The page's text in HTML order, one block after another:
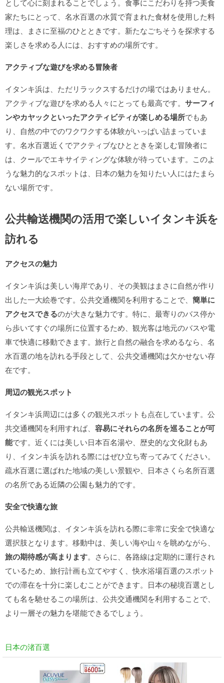
として心に刻まれることでしょう。食事にこだわりを持つ美食
家たちにとって、名水百選の水質で育まれた食材を使用した料
理は、まさに至福のひとときです。新たなごちそうを探求する
楽しさを求める人には、おすすめの場所です。
アクティブな遊びを求める冒険者
イタンキ浜は、ただリラックスするだけの場ではありません。
アクティブな遊びを求める人々にとっても最高です。 サーフィ
ンやカヤックといったアクティビティが楽しめる場所でもあ
り、自然の中でのワクワクする体験がいっぱい詰まっていま
す。名水百選近くでアクティブなひとときを楽しむ冒険者に
は、クールでエキサイティングな体験が待っています。このよ
うな魅力的なスポットは、日本の魅力を知りたい人にはたまら
ない場所です。
公共輸送機関の活用で楽しいイタンキ浜を
訪れる
アクセスの魅力
イタンキ浜は美しい海岸であり、その美観はまさに自然が作り
出した一大絵巻です。公共交通機関を利用することで、 簡単に
アクセスできるのが大きな魅力です。特に、最寄りのバス停か
ら歩いてすぐの場所に位置するため、観光客は地元のバスや電
車で快適に移動できます。旅行と自然の融合を求めるなら、名
水百選の地を訪れる手段として、公共交通機関は欠かせない存
在です。
周辺の観光スポット
イタンキ浜周辺には多くの観光スポットも点在しています。公
共交通機関を利用すれば、 容易にそれらの名所を巡ることが可
能です。近くには美しい日本百名湯や、歴史的な文化財もあ
り、イタンキ浜を訪れる際にはぜひ立ち寄ってみてください。
疏水百選に選ばれた地域の美しい景観や、日本さくら名所百選
の名所である近隣の公園も魅力的です。
安全で快適な旅
公共輸送機関は、イタンキ浜を訪れる際に非常に安全で快適な
選択肢となります。移動中は、美しい海や山々を眺めながら、
旅の期待感が高まります。さらに、各路線は定期的に運行され
ているため、旅行計画も立てやすく、快水浴場百選のスポット
での滞在を十分に楽しむことができます。日本の秘境百選とし
ても名を馳せるこの場所は、公共交通機関を利用することで、
より一層その魅力を堪能できるでしょう。
日本の渚百選